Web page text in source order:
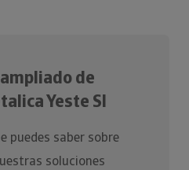
de
Yeste Sl
puedes saber sobre
soluciones